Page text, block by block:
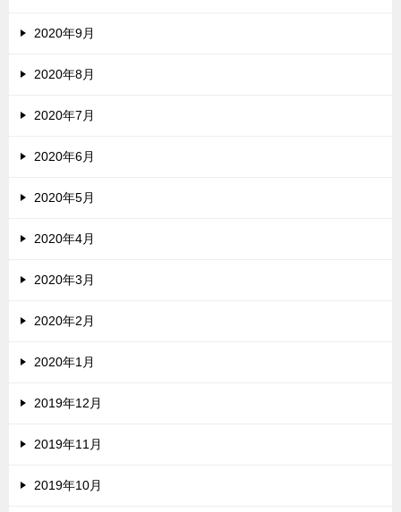
2020年9月
2020年8月
2020年7月
2020年6月
2020年5月
2020年4月
2020年3月
2020年2月
2020年1月
2019年12月
2019年11月
2019年10月